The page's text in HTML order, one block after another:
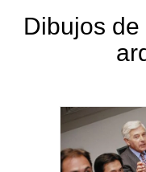
Dibujos